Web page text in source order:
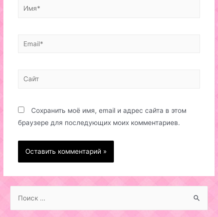
Имя*
Email*
Сайт
Сохранить моё имя, email и адрес сайта в этом
браузере для последующих моих комментариев.